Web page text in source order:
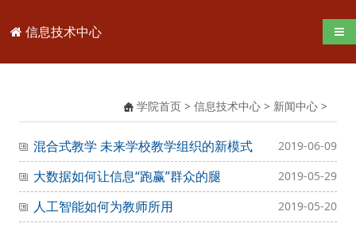
信息技术中心 导
学院首页 > 信息技术中心 > 新闻中心 >
混合式教学 未来学校教学组织的新模式 2019-06-09
大数据如何让信息“跑赢”群众的腿 2019-05-29
人工智能如何为教师所用 2019-05-20